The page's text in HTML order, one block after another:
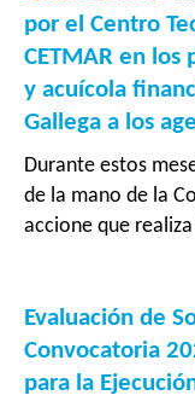
de
acogida
de
cantones
fronterizos
de
de
en
por el Centro
CETMAR en
y acuícola
Gallega a los
Durante estos
de la mano de la
accione que
Evaluación de
Convocatoria
para la